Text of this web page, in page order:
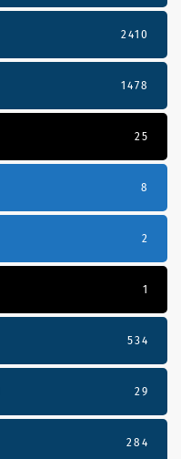
2410
1478
25
8
2
1
534
29
284